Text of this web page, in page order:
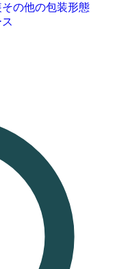
その他の包装形態